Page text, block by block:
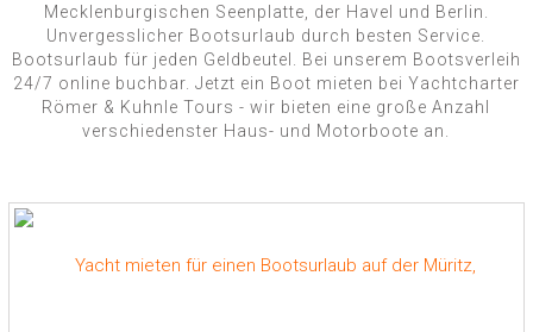
Mecklenburgischen Seenplatte, der Havel und Berlin.
Unvergesslicher Bootsurlaub durch besten Service.
Bootsurlaub für jeden Geldbeutel. Bei unserem Bootsverleih
24/7 online buchbar. Jetzt ein Boot mieten bei Yachtcharter
Römer & Kuhnle Tours - wir bieten eine große Anzahl
verschiedenster Haus- und Motorboote an.